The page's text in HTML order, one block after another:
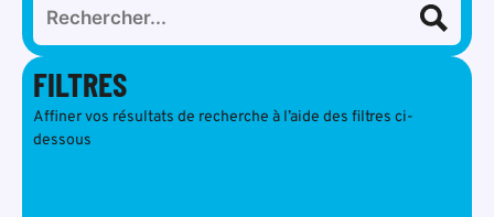
FILTRES
Affiner vos résultats de recherche à l’aide des filtres ci-
dessous